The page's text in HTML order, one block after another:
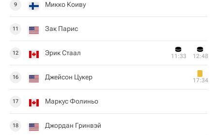
9 Микко Коиву
11 Зак Парис
12 Эрик Стаал 11:33 12:48
16 Джейсон Цукер 17:34
17 Маркус Фолиньо
18 Джордан Гринвэй